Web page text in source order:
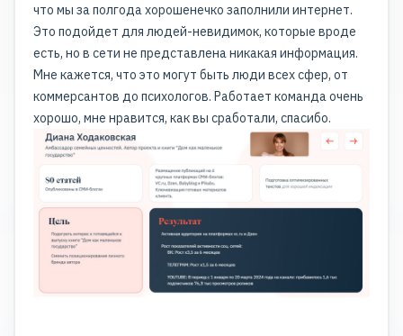
что мы за полгода хорошенечко заполнили интернет.
Это подойдет для людей-невидимок, которые вроде
есть, но в сети не представлена никакая информация.
Мне кажется, что это могут быть люди всех сфер, от
коммерсантов до психологов. Работает команда очень
хорошо, мне нравится, как вы сработали, спасибо.